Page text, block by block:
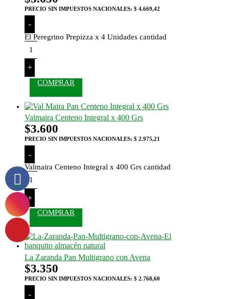
PRECIO SIN IMPUESTOS NACIONALES: $ 4.669,42
-
El Peregrino Prepizza x 4 Unidades cantidad
+
COMPRAR
Valmaira Centeno Integral x 400 Grs
$3.600
PRECIO SIN IMPUESTOS NACIONALES: $ 2.975,21
-
Valmaira Centeno Integral x 400 Grs cantidad
+
COMPRAR
La Zaranda Pan Multigrano con Avena
$3.350
PRECIO SIN IMPUESTOS NACIONALES: $ 2.768,60
-